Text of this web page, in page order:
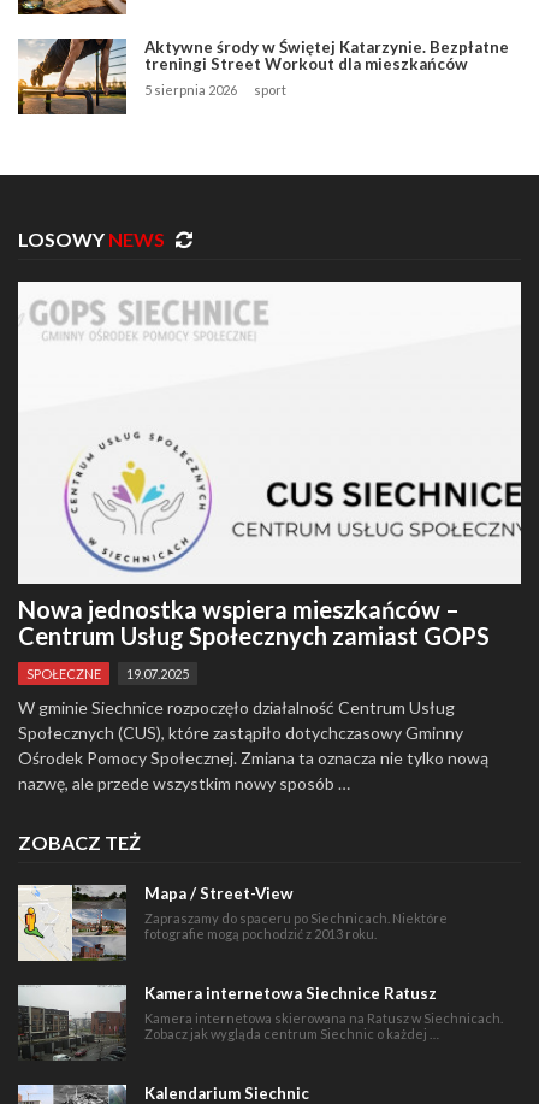
Aktywne środy w Świętej Katarzynie. Bezpłatne
treningi Street Workout dla mieszkańców
5 sierpnia 2026 sport
LOSOWY NEWS
Nowa jednostka wspiera mieszkańców –
Centrum Usług Społecznych zamiast GOPS
SPOŁECZNE 19.07.2025
W gminie Siechnice rozpoczęło działalność Centrum Usług
Społecznych (CUS), które zastąpiło dotychczasowy Gminny
Ośrodek Pomocy Społecznej. Zmiana ta oznacza nie tylko nową
nazwę, ale przede wszystkim nowy sposób …
ZOBACZ TEŻ
Mapa / Street-View
Zapraszamy do spaceru po Siechnicach. Niektóre
fotografie mogą pochodzić z 2013 roku.
Kamera internetowa Siechnice Ratusz
Kamera internetowa skierowana na Ratusz w Siechnicach.
Zobacz jak wygląda centrum Siechnic o każdej …
Kalendarium Siechnic